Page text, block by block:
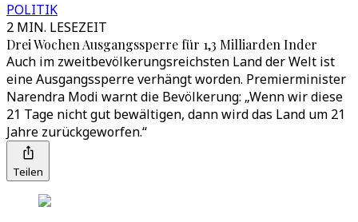
POLITIK
2 MIN. LESEZEIT
Drei Wochen Ausgangssperre für 1,3 Milliarden Inder
Auch im zweitbevölkerungsreichsten Land der Welt ist
eine Ausgangssperre verhängt worden. Premierminister
Narendra Modi warnt die Bevölkerung: „Wenn wir diese
21 Tage nicht gut bewältigen, dann wird das Land um 21
Jahre zurückgeworfen.“
Teilen